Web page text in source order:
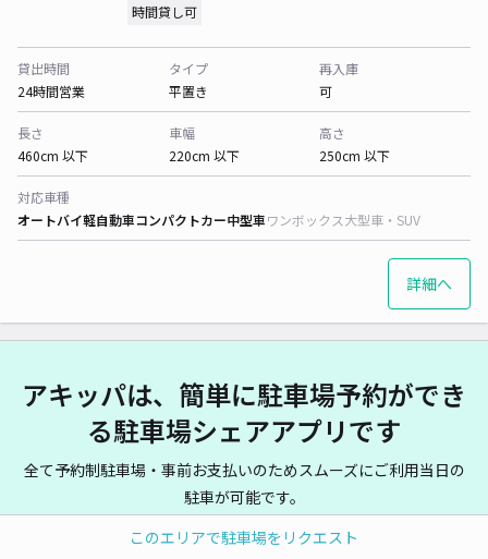
このエリアで駐車場をリクエスト
時間貸し可
貸出時間
24時間営業
タイプ
平置き
再入庫
可
長さ
460cm 以下
車幅
220cm 以下
高さ
250cm 以下
対応車種
オートバイ軽自動車コンパクトカー中型車ワンボックス大型車・SUV
詳細へ
アキッパは、簡単に駐車場予約ができ
る駐車場シェアアプリです
全て予約制駐車場・事前お支払いのためスムーズにご利用当日の
駐車が可能です。
場が見つかります。